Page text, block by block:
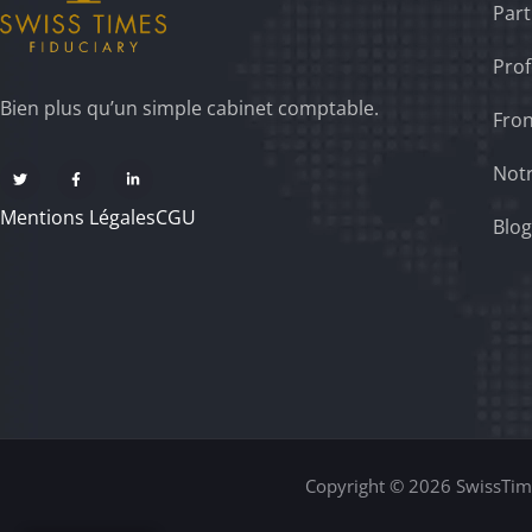
Bien plus qu’un simple cabinet comptable.
Mentions LégalesCGU Blog
Copyright © 2026